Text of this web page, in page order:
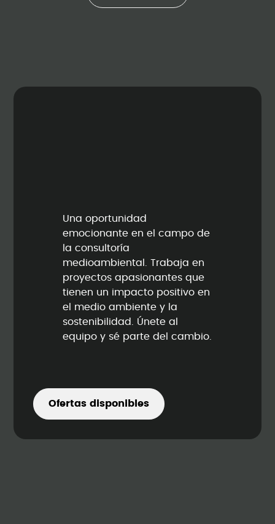
Una oportunidad
emocionante en el campo de
la consultoría
medioambiental. Trabaja en
proyectos apasionantes que
tienen un impacto positivo en
el medio ambiente y la
sostenibilidad. Únete al
equipo y sé parte del cambio.
Ofertas disponibles